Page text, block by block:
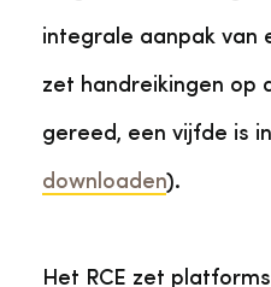
integrale aanpak van
zet handreikingen op
gereed, een vijfde is
downloaden).
Het RCE zet